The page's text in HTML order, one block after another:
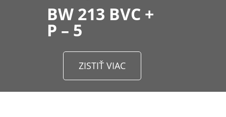
BW 213 BVC +
P – 5
ZISTIŤ VIAC